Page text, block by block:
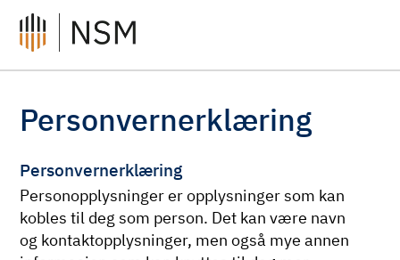
Personvernerklæring
Personvernerklæring
Personopplysninger er opplysninger som kan
kobles til deg som person. Det kan være navn
og kontaktopplysninger, men også mye annen